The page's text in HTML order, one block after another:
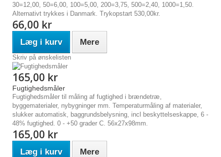
30=12,00, 50=6,00, 100=5,00, 200=3,75, 500=2,40, 1000=1,50.
Alternativt trykkes i Danmark. Trykopstart 530,00kr.
66,00 kr
Læg i kurv Mere
Skriv på ønskelisten
165,00 kr
Fugtighedsmåler
Fugtighedsmåler til måling af fugtighed i brændetræ,
byggematerialer, nybygninger mm. Temperaturmåling af materialer,
slukker automatisk, baggrundsbelysning, incl beskyttelseskappe, 6 -
48% fugtighed. 0 - +50 grader C. 56x27x98mm.
165,00 kr
Læg i kurv Mere